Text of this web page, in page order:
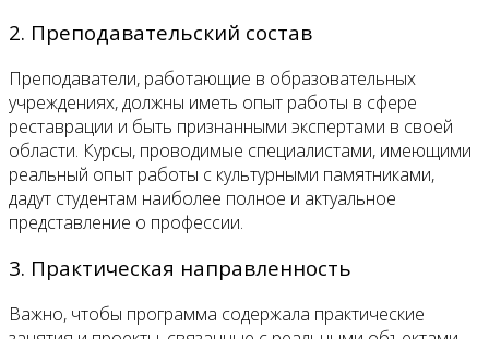
2. Преподавательский состав
Преподаватели, работающие в образовательных
учреждениях, должны иметь опыт работы в сфере
реставрации и быть признанными экспертами в своей
области. Курсы, проводимые специалистами, имеющими
реальный опыт работы с культурными памятниками,
дадут студентам наиболее полное и актуальное
представление о профессии.
3. Практическая направленность
Важно, чтобы программа содержала практические